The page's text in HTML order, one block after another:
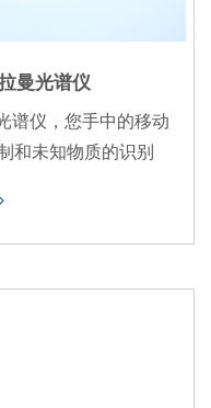
曼光谱仪
谱仪，您手中的移动
和未知物质的识别